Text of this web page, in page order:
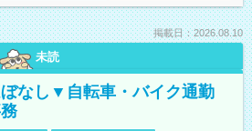
掲載日：2026.08.10
未読
なし▼自転車・バイク通勤